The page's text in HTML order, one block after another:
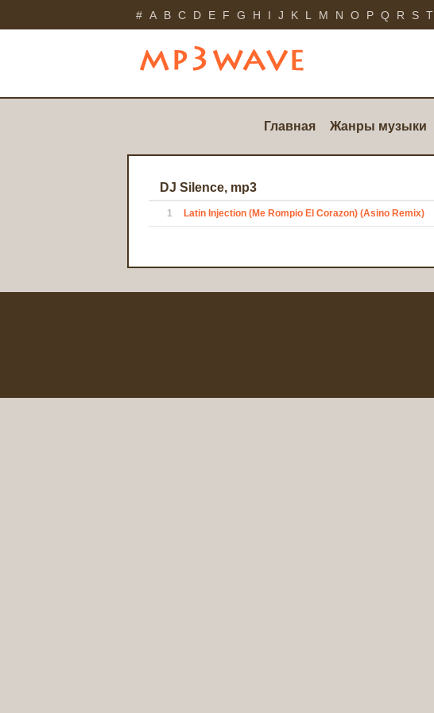
# A B C D E F G H I J K L M N O P Q R S T
Главная Жанры музыки
DJ Silence, mp3
1 Latin Injection (Me Rompio El Corazon) (Asino Remix)